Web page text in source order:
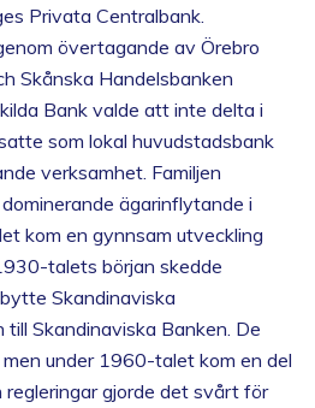
Privata Centralbank.
övertagande av Örebro
Skånska Handelsbanken
Bank valde att inte delta i
som lokal huvudstadsbank
verksamhet. Familjen
ägarinflytande i
kom en gynnsam utveckling
talets början skedde
Skandinaviska
Skandinaviska Banken. De
under 1960-talet kom en del
gjorde det svårt för